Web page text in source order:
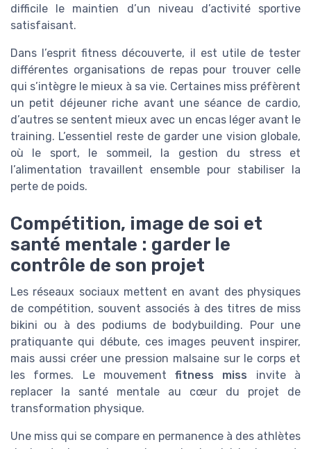
difficile le maintien d’un niveau d’activité sportive
satisfaisant.
Dans l’esprit fitness découverte, il est utile de tester
différentes organisations de repas pour trouver celle
qui s’intègre le mieux à sa vie. Certaines miss préfèrent
un petit déjeuner riche avant une séance de cardio,
d’autres se sentent mieux avec un encas léger avant le
training. L’essentiel reste de garder une vision globale,
où le sport, le sommeil, la gestion du stress et
l’alimentation travaillent ensemble pour stabiliser la
perte de poids.
Compétition, image de soi et
santé mentale : garder le
contrôle de son projet
Les réseaux sociaux mettent en avant des physiques
de compétition, souvent associés à des titres de miss
bikini ou à des podiums de bodybuilding. Pour une
pratiquante qui débute, ces images peuvent inspirer,
mais aussi créer une pression malsaine sur le corps et
les formes. Le mouvementfitness miss invite à
replacer la santé mentale au cœur du projet de
transformation physique.
Une miss qui se compare en permanence à des athlètes